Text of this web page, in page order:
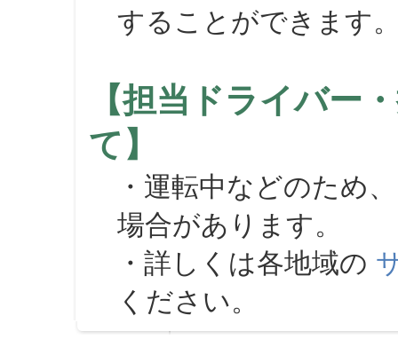
することができます
【担当ドライバー
て】
・運転中などのため
場合があります。
・詳しくは各地域の
ください。